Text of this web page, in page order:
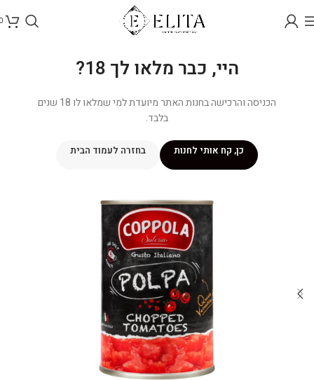
היי, כבר מלאו לך 18?
הכניסה והרכישה בחנות האתר מיועדת למי שמלאו לו 18 שנים
בלבד.
כן, קח אותי לחנות בחזרה לעמוד הבית